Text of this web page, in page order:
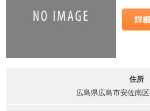
住所
広島県広島市安佐南